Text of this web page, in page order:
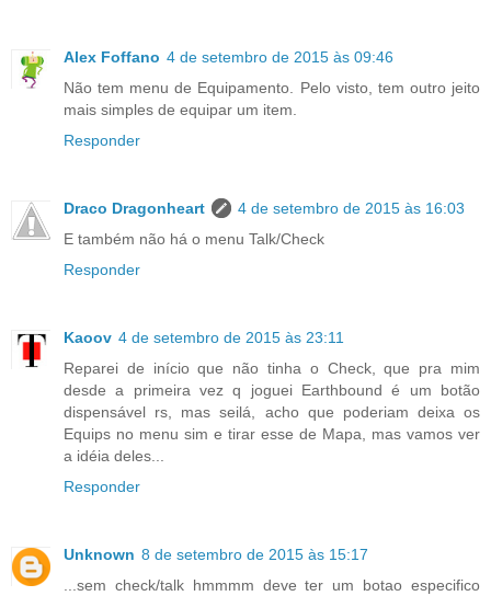
Alex Foffano 4 de setembro de 2015 às 09:46
Não tem menu de Equipamento. Pelo visto, tem outro jeito
mais simples de equipar um item.
Responder
Draco Dragonheart
4 de setembro de 2015 às 16:03
E também não há o menu Talk/Check
Responder
Kaoov 4 de setembro de 2015 às 23:11
Reparei de início que não tinha o Check, que pra mim
desde a primeira vez q joguei Earthbound é um botão
dispensável rs, mas seilá, acho que poderiam deixa os
Equips no menu sim e tirar esse de Mapa, mas vamos ver
a idéia deles...
Responder
Unknown 8 de setembro de 2015 às 15:17
...sem check/talk hmmmm deve ter um botao especifico